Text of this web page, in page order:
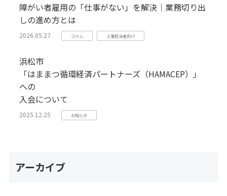
障がい者雇用の「仕事がない」を解決｜業務切り出
しの進め方とは
2026.05.27 コラム 人事担当者向け
浜松市
「はままつ循環経済パートナーズ（HAMACEP）」
への
入会について
2025.12.25 お知らせ
アーカイブ